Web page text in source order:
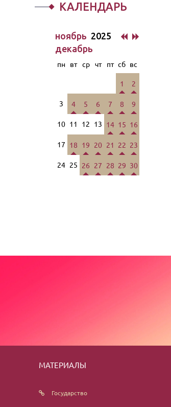
КАЛЕНДАРЬ
ноябрь 2025
декабрь
пн вт ср чт пт сб вс
1 2
3 4 5 6 7 8 9
10 11 12 13 14 15 16
17 18 19 20 21 22 23
24 25 26 27 28 29 30
МАТЕРИАЛЫ
Государство